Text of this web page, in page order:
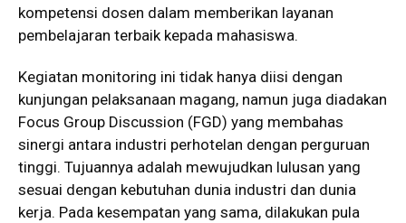
kompetensi dosen dalam memberikan layanan
pembelajaran terbaik kepada mahasiswa.
Kegiatan monitoring ini tidak hanya diisi dengan
kunjungan pelaksanaan magang, namun juga diadakan
Focus Group Discussion (FGD) yang membahas
sinergi antara industri perhotelan dengan perguruan
tinggi. Tujuannya adalah mewujudkan lulusan yang
sesuai dengan kebutuhan dunia industri dan dunia
kerja. Pada kesempatan yang sama, dilakukan pula